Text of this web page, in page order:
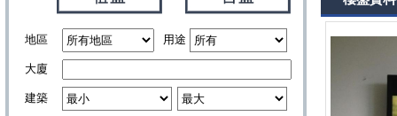
地區 用途
大廈
建築